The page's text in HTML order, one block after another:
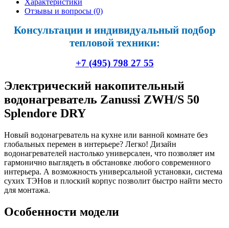
Характеристики
Отзывы и вопросы (0)
Консультации и индивидуальный подбор
тепловой техники:
+7 (495) 798 27 55
Электрический накопительный
водонагреватель Zanussi ZWH/S 50
Splendore DRY
Новый водонагреватель на кухне или ванной комнате без
глобальных перемен в интерьере? Легко! Дизайн
водонагревателей настолько универсален, что позволяет им
гармонично выглядеть в обстановке любого современного
интерьера. А возможность универсальной установки, система
сухих ТЭНов и плоский корпус позволит быстро найти место
для монтажа.
Особенности модели